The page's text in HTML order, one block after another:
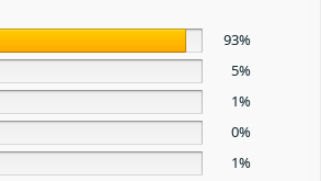
93%
5%
1%
0%
1%